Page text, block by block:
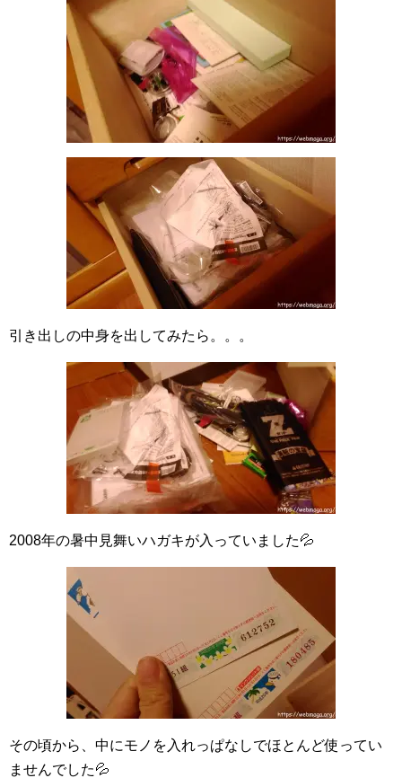
引き出しの中身を出してみたら。。。
2008年の暑中見舞いハガキが入っていました💦
その頃から、中にモノを入れっぱなしでほとんど使ってい
ませんでした💦